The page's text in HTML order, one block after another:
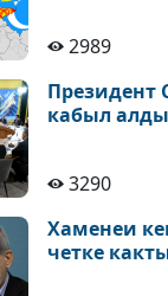
2989
Президент
кабыл алды
3290
Хаменеи
четке